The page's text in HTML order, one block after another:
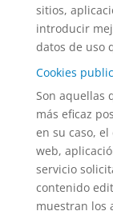
sitios,
introducir
datos de uso
Cookies
Son aquellas
más eficaz
en su caso,
web,
servicio
contenido
muestran los